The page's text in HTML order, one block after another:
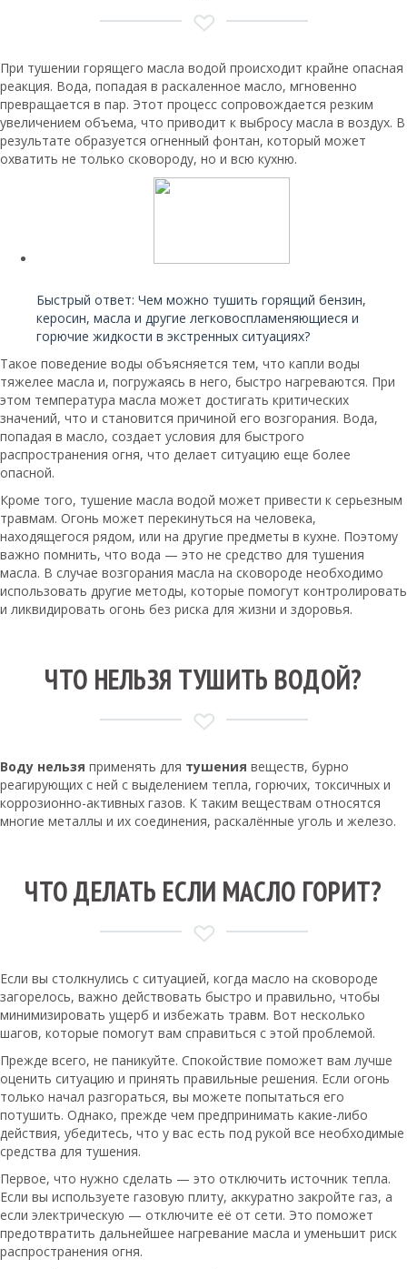
При тушении горящего масла водой происходит крайне опасная
реакция. Вода, попадая в раскаленное масло, мгновенно
превращается в пар. Этот процесс сопровождается резким
увеличением объема, что приводит к выбросу масла в воздух. В
результате образуется огненный фонтан, который может
охватить не только сковороду, но и всю кухню.
Быстрый ответ: Чем можно тушить горящий бензин,
керосин, масла и другие легковоспламеняющиеся и
горючие жидкости в экстренных ситуациях?
Такое поведение воды объясняется тем, что капли воды
тяжелее масла и, погружаясь в него, быстро нагреваются. При
этом температура масла может достигать критических
значений, что и становится причиной его возгорания. Вода,
попадая в масло, создает условия для быстрого
распространения огня, что делает ситуацию еще более
опасной.
Кроме того, тушение масла водой может привести к серьезным
травмам. Огонь может перекинуться на человека,
находящегося рядом, или на другие предметы в кухне. Поэтому
важно помнить, что вода — это не средство для тушения
масла. В случае возгорания масла на сковороде необходимо
использовать другие методы, которые помогут контролировать
и ликвидировать огонь без риска для жизни и здоровья.
ЧТО НЕЛЬЗЯ ТУШИТЬ ВОДОЙ?
Воду нельзя применять для тушения веществ, бурно
реагирующих с ней с выделением тепла, горючих, токсичных и
коррозионно-активных газов. К таким веществам относятся
многие металлы и их соединения, раскалённые уголь и железо.
ЧТО ДЕЛАТЬ ЕСЛИ МАСЛО ГОРИТ?
Если вы столкнулись с ситуацией, когда масло на сковороде
загорелось, важно действовать быстро и правильно, чтобы
минимизировать ущерб и избежать травм. Вот несколько
шагов, которые помогут вам справиться с этой проблемой.
Прежде всего, не паникуйте. Спокойствие поможет вам лучше
оценить ситуацию и принять правильные решения. Если огонь
только начал разгораться, вы можете попытаться его
потушить. Однако, прежде чем предпринимать какие-либо
действия, убедитесь, что у вас есть под рукой все необходимые
средства для тушения.
Первое, что нужно сделать — это отключить источник тепла.
Если вы используете газовую плиту, аккуратно закройте газ, а
если электрическую — отключите её от сети. Это поможет
предотвратить дальнейшее нагревание масла и уменьшит риск
распространения огня.